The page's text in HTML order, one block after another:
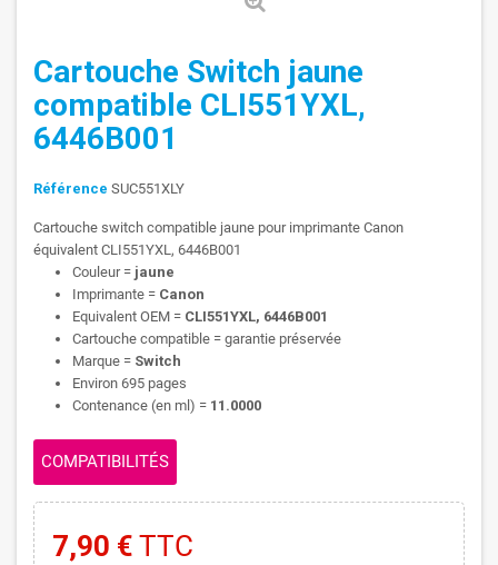
Cartouche Switch jaune
compatible CLI551YXL,
6446B001
Référence SUC551XLY
Cartouche switch compatible jaune pour imprimante Canon
équivalent CLI551YXL, 6446B001
Couleur = jaune
Imprimante = Canon
Equivalent OEM = CLI551YXL, 6446B001
Cartouche compatible = garantie préservée
Marque = Switch
Environ 695 pages
Contenance (en ml) = 11.0000
COMPATIBILITÉS
7,90 € TTC